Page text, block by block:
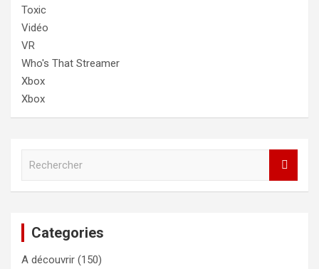
Toxic
Vidéo
VR
Who's That Streamer
Xbox
Xbox
c
h
Categories
A découvrir (150)